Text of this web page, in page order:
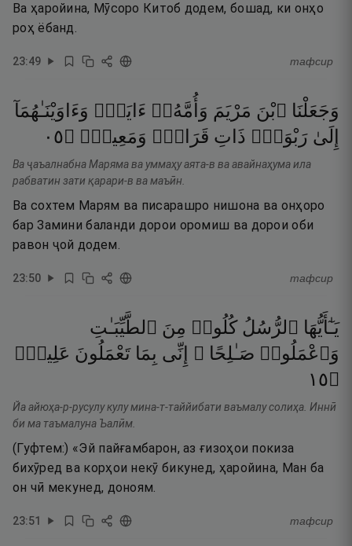
Ва ҳаройина, Мӯсоро Китоб додем, бошад, ки онҳо
роҳ ёбанд.
23:49 тафсир
وَجَعَلْنَا ٱبْنَ مَرْيَمَ وَأُمَّهُۥٓ ءَايَةًۭ وَءَاوَيْنَـٰهُمَآ
إِلَىٰ رَبْوَةٍۢ ذَاتِ قَرَارٍۢ وَمَعِينٍۢ ۝٥٠
Ва ҷаъалнабна Маряма ва уммаҳу аята-в ва авайнаҳума ила
рабватин зати қарари-в ва маъӣн.
Ва сохтем Марям ва писарашро нишона ва онҳоро
бар Замини баланди дорои оромиш ва дорои оби
равон ҷой додем.
23:50 тафсир
يَـٰٓأَيُّهَا ٱلرُّسُلُ كُلُوا۟ مِنَ ٱلطَّيِّبَـٰتِ
وَٱعْمَلُوا۟ صَـٰلِحًا ۖ إِنِّى بِمَا تَعْمَلُونَ عَلِيمٌۭ
۝٥١
Йа айюҳа-р-русулу кулу мина-т-таййибати ваъмалу солиҳа. Иннӣ
би ма таъмалуна Ъалӣм.
(Гуфтем:) «Эй пайғамбарон, аз ғизоҳои покиза
бихӯред ва корҳои некӯ бикунед, ҳаройина, Ман ба
он чӣ мекунед, доноям.
23:51 тафсир